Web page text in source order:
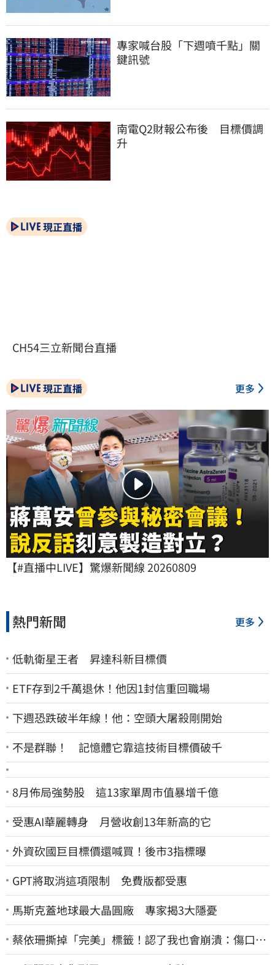
專家喊台股「下週噴千點」關
鍵訊號
南電Q2財報公布後　目標價調
升
現正直播
CH54三立新聞台直播
現正直播 更多
【#直播中LIVE】驚爆新聞線 20260809
熱門新聞 更多
低軌衛星王者 昇達科新目標價
ETF存到2千萬退休！他因1封信重回職場
下週恐跌破半年線！他：空頭大屠殺剛開始
不是群聯！ 記憶體它靠這技術目標價破千
8月佈局強勢股 這13家單周市值暴增千億
受惠AI華麗轉身 月營收創13年新高的它
外資砍國巨目標價還喊買！後市3指標曝
GPT將取消這項限制 免費版都受惠
馬斯克蓋地球最大晶圓廠 專家揭3大隱憂
蔡依珊撕掉「完美」標籤！認了我也會崩潰：傷口終
究會癒合